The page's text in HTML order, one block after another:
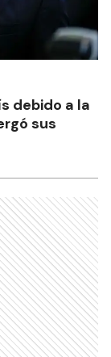
debido a la
sus